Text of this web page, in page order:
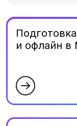
и офлайн в